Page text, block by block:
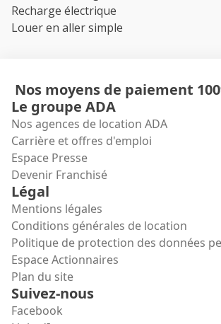
Recharge électrique
Louer en aller simple
Nos moyens de paiement
Le groupe ADA
Nos agences de location ADA
Carrière et offres d'emploi
Espace Presse
Devenir Franchisé
Légal
Mentions légales
Conditions générales de location
Politique de protection des données
Espace Actionnaires
Plan du site
Suivez-nous
Facebook